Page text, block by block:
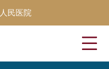
民医院